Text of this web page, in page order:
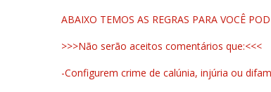
ABAIXO TEMOS AS REGRAS PARA VOCÊ
>>>Não serão aceitos comentários que:<<<
-Configurem crime de calúnia, injúria ou